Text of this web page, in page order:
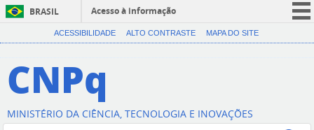
BRASIL
Acesso à informação
CORONAVÍRUS (COVID-19)
Canais
ACESSIBILIDADE ALTO CONTRASTE MAPA DO SITE
CNPq
MINISTÉRIO DA CIÊNCIA, TECNOLOGIA E INOVAÇÕES